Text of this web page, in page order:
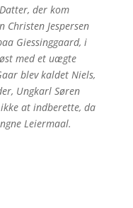
der kom
Jespersen
Giessinggaard, i
med et uægte
blev kaldet Niels,
Ungkarl Søren
at indberette, da
Leiermaal.